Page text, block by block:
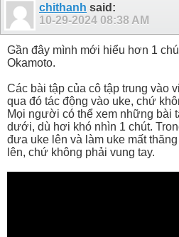
chithanh said:
10-29-2024 08:38 AM
Gần đây mình mới hiểu hơn 1
Okamoto.
Các bài tập của cô tập trung vào
qua đó tác động vào uke, chứ
Mọi người có thể xem những bài
dưới, dù hơi khó nhìn 1 chút.
đưa uke lên và làm uke mất
lên, chứ không phải vung tay.